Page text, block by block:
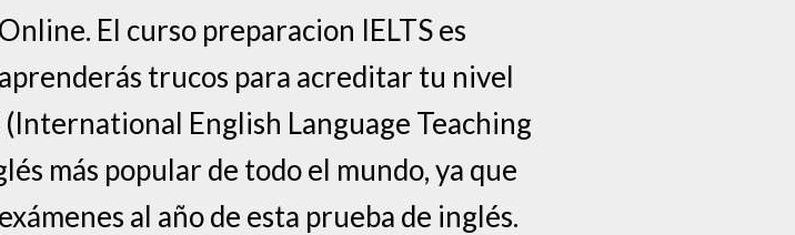
El curso preparacion IELTS es
trucos para acreditar tu nivel
(International English Language Teaching
más popular de todo el mundo, ya que
al año de esta prueba de inglés.